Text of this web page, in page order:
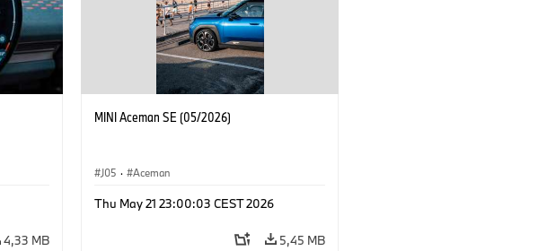
4,33 MB
MINI Aceman SE (05/2026)
J05 · Aceman
Thu May 21 23:00:03 CEST 2026
5,45 MB